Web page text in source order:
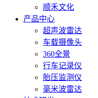
顺禾文化
产品中心
超声波雷达
车载摄像头
360全景
行车记录仪
胎压监测仪
毫米波雷达